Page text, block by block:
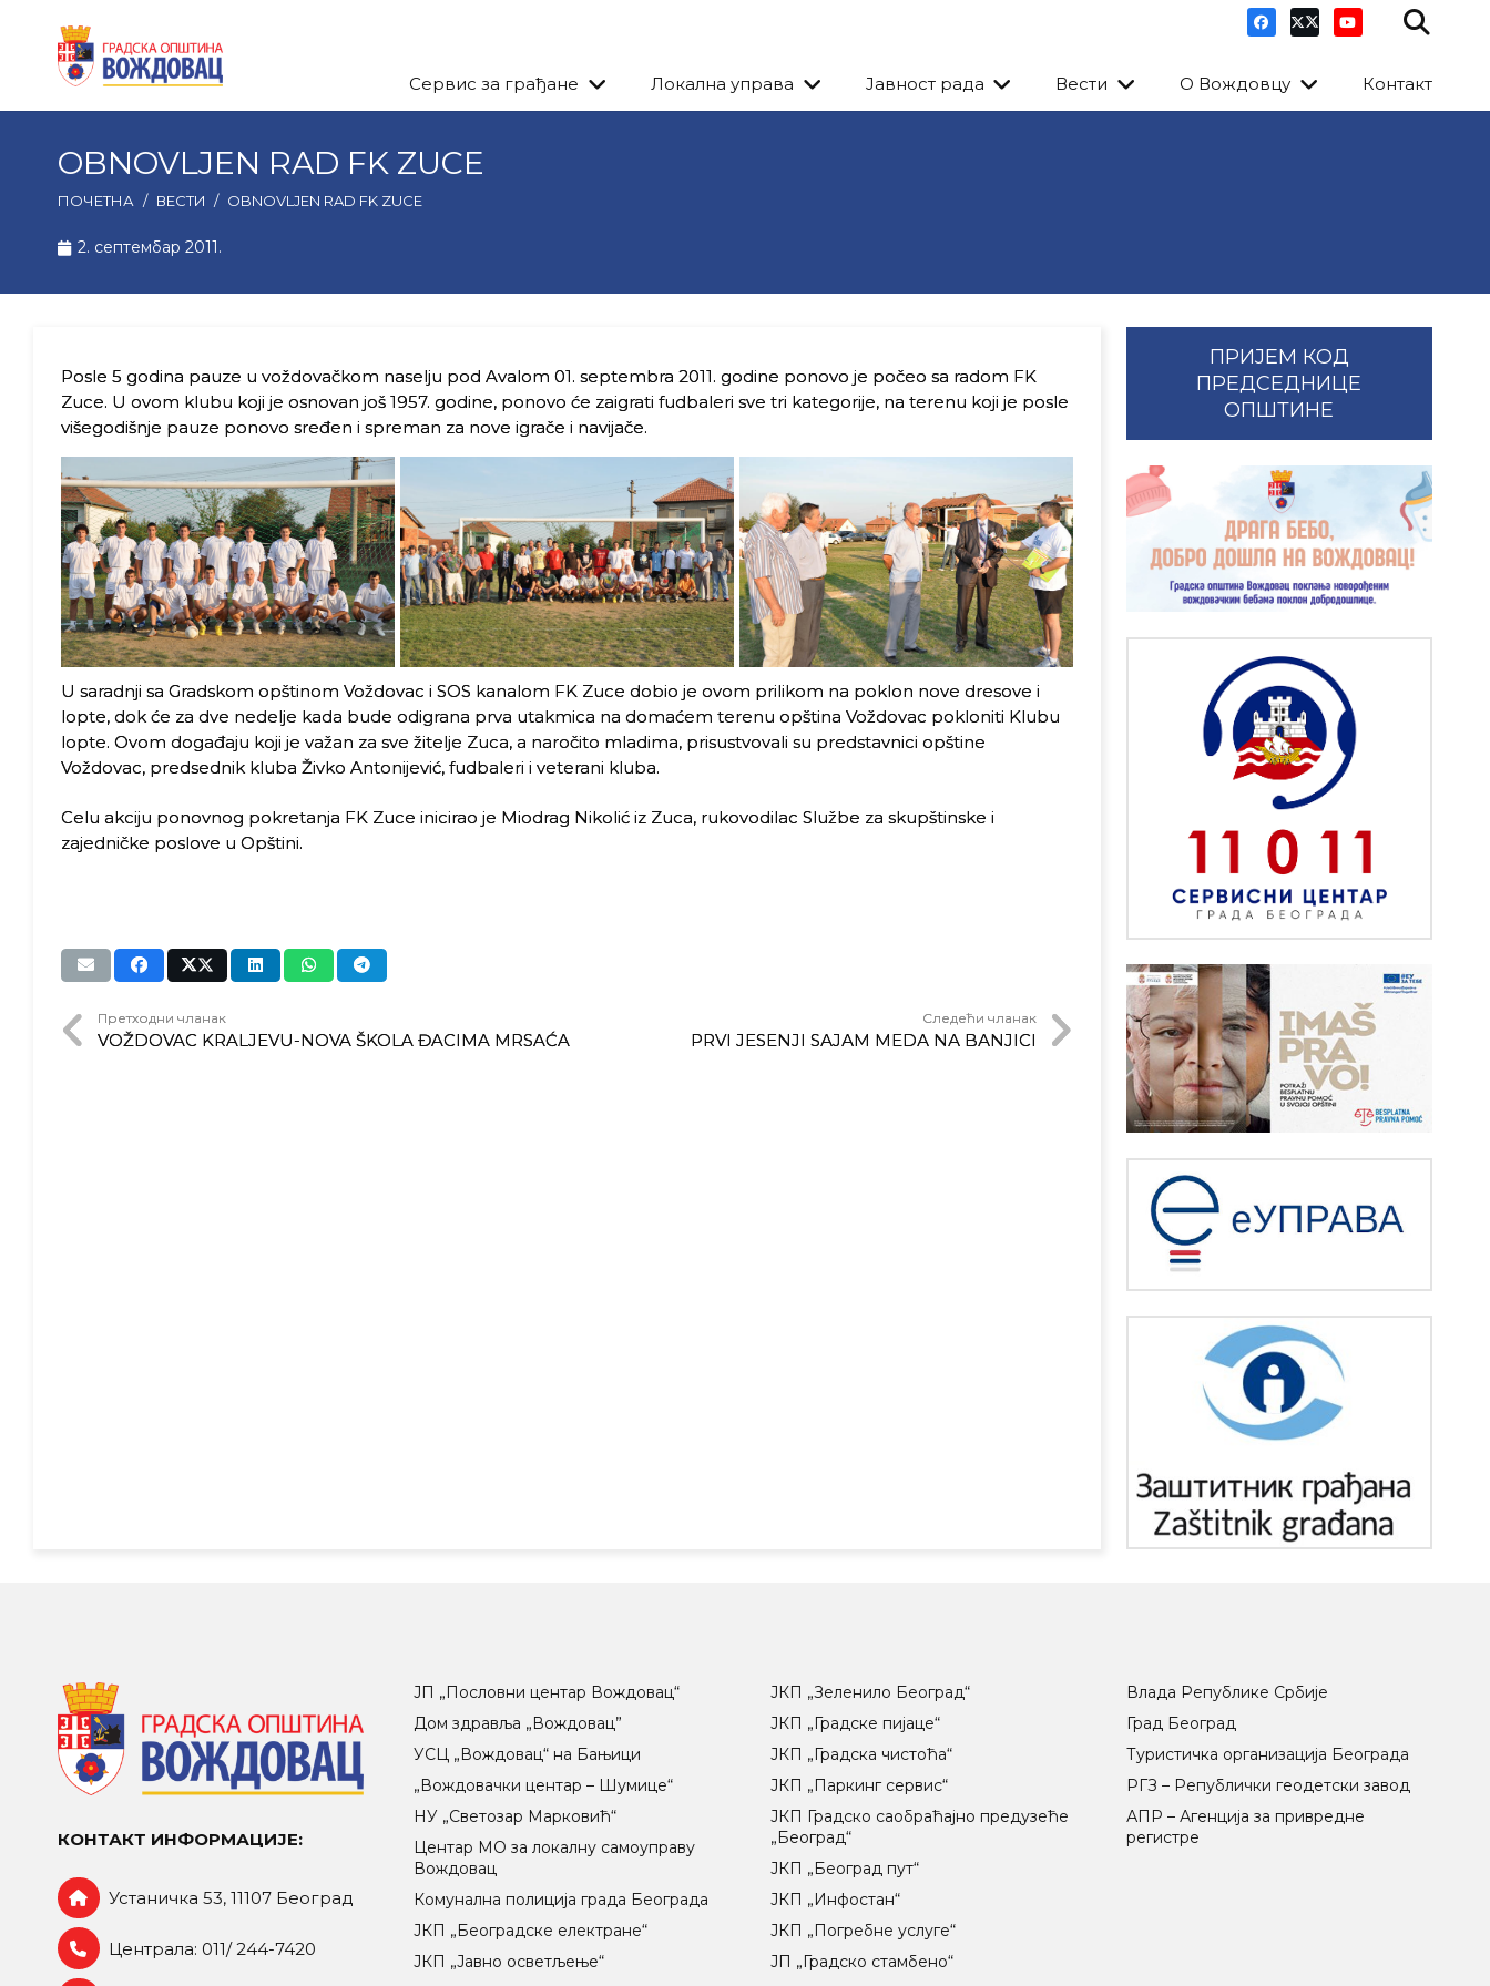
Сервис за грађане Локална управа Јавност рада Вести О Вождовцу Контакт
OBNOVLJEN RAD FK ZUCE
ПОЧЕТНА / ВЕСТИ / OBNOVLJEN RAD FK ZUCE
2. септембар 2011.
Posle 5 godina pauze u voždovačkom naselju pod Avalom 01. septembra 2011. godine ponovo je počeo sa radom FK
Zuce. U ovom klubu koji je osnovan još 1957. godine, ponovo će zaigrati fudbaleri sve tri kategorije, na terenu koji je posle
višegodišnje pauze ponovo sređen i spreman za nove igrače i navijače.
U saradnji sa Gradskom opštinom Voždovac i SOS kanalom FK Zuce dobio je ovom prilikom na poklon nove dresove i
lopte, dok će za dve nedelje kada bude odigrana prva utakmica na domaćem terenu opština Voždovac pokloniti Klubu
lopte. Ovom događaju koji je važan za sve žitelje Zuca, a naročito mladima, prisustvovali su predstavnici opštine
Voždovac, predsednik kluba Živko Antonijević, fudbaleri i veterani kluba.
Celu akciju ponovnog pokretanja FK Zuce inicirao je Miodrag Nikolić iz Zuca, rukovodilac Službe za skupštinske i
zajedničke poslove u Opštini.
Претходни чланак
VOŽDOVAC KRALJEVU-NOVA ŠKOLA ĐACIMA MRSAĆA
Следећи чланак
PRVI JESENJI SАJАM MEDА NА BАNJICI
ПРИЈЕМ КОД
ПРЕДСЕДНИЦЕ
ОПШТИНЕ
КОНТАКТ ИНФОРМАЦИЈЕ:
Устаничка 53, 11107 Београд
Централа: 011/ 244-7420
ЈП „Пословни центар Вождовац“
Дом здравља „Вождовац”
УСЦ „Вождовац“ на Бањици
„Вождовачки центар – Шумице“
НУ „Светозар Марковић“
Центар МO за локалну самоуправу
Вождовац
Комунална полиција града Београда
ЈКП „Београдске електране“
ЈКП „Јавно осветљење“
ЈКП „Зеленило Београд“
ЈКП „Градске пијаце“
ЈКП „Градска чистоћа“
ЈКП „Паркинг сервис“
ЈКП Градско саобраћајно предузеће
„Београд“
ЈКП „Београд пут“
ЈКП „Инфостан“
ЈКП „Погребне услуге“
ЈП „Градско стамбено“
Влада Републике Србије
Град Београд
Туристичка организација Београда
РГЗ – Републички геодетски завод
АПР – Агенција за привредне
регистре